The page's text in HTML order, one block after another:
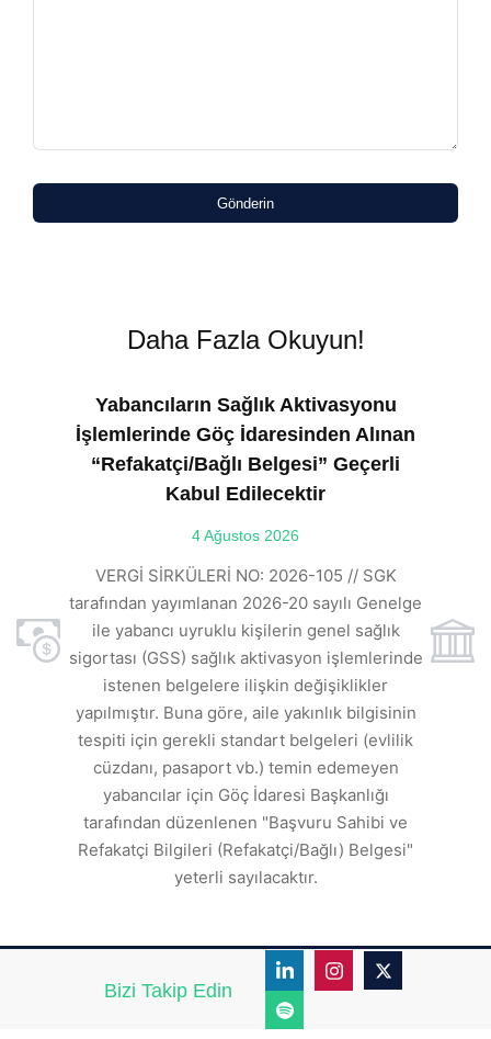
Gönderin
Daha Fazla Okuyun!
Yabancıların Sağlık Aktivasyonu
İşlemlerinde Göç İdaresinden Alınan
“Refakatçi/Bağlı Belgesi” Geçerli
Kabul Edilecektir
4 Ağustos 2026
VERGİ SİRKÜLERİ NO: 2026-105 // SGK
tarafından yayımlanan 2026-20 sayılı Genelge
ile yabancı uyruklu kişilerin genel sağlık
sigortası (GSS) sağlık aktivasyon işlemlerinde
istenen belgelere ilişkin değişiklikler
yapılmıştır. Buna göre, aile yakınlık bilgisinin
tespiti için gerekli standart belgeleri (evlilik
cüzdanı, pasaport vb.) temin edemeyen
yabancılar için Göç İdaresi Başkanlığı
tarafından düzenlenen "Başvuru Sahibi ve
Refakatçi Bilgileri (Refakatçi/Bağlı) Belgesi"
yeterli sayılacaktır.
Bizi Takip Edin